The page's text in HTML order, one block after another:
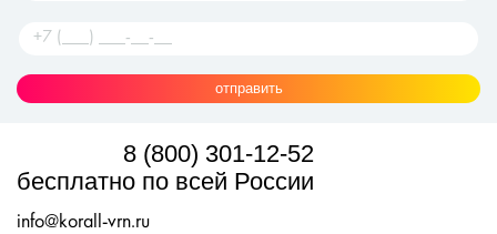
отправить
8 (800) 301-12-52
бесплатно по всей России
info@korall-vrn.ru